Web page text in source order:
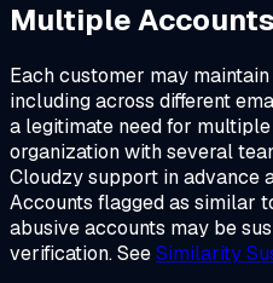
Multiple Accounts
Each customer may
including across different
a legitimate need for
organization with several
Cloudzy support in advance
Accounts flagged as similar
abusive accounts may be
verification. SeeSimilarity